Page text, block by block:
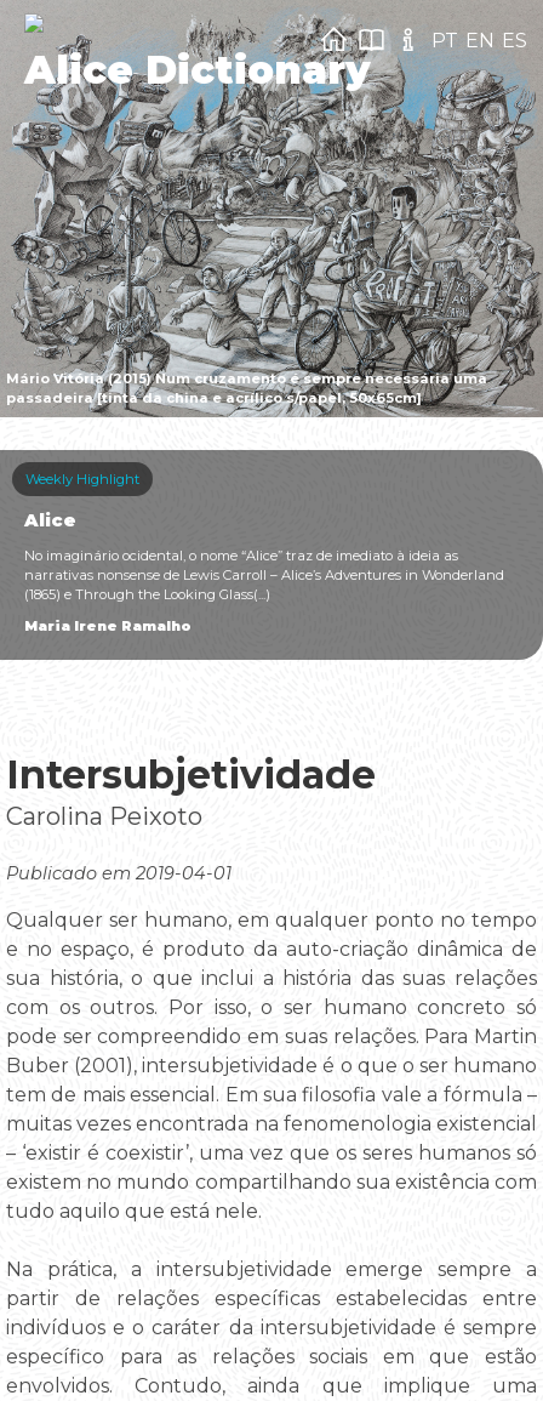
Mário Vitória (2015) Num cruzamento é sempre necessária uma
passadeira [tinta da china e acrílico s/papel, 50x65cm]
Alice Dictionary
PT EN ES
Weekly Highlight
Alice
No imaginário ocidental, o nome “Alice” traz de imediato à ideia as
narrativas nonsense de Lewis Carroll – Alice’s Adventures in Wonderland
(1865) e Through the Looking Glass(...)
Maria Irene Ramalho
Intersubjetividade
Carolina Peixoto
Publicado em 2019-04-01
Qualquer ser humano, em qualquer ponto no tempo
e no espaço, é produto da auto-criação dinâmica de
sua história, o que inclui a história das suas relações
com os outros. Por isso, o ser humano concreto só
pode ser compreendido em suas relações. Para Martin
Buber (2001), intersubjetividade é o que o ser humano
tem de mais essencial. Em sua filosofia vale a fórmula –
muitas vezes encontrada na fenomenologia existencial
– ‘existir é coexistir’, uma vez que os seres humanos só
existem no mundo compartilhando sua existência com
tudo aquilo que está nele.
Na prática, a intersubjetividade emerge sempre a
partir de relações específicas estabelecidas entre
indivíduos e o caráter da intersubjetividade é sempre
específico para as relações sociais em que estão
envolvidos. Contudo, ainda que implique uma